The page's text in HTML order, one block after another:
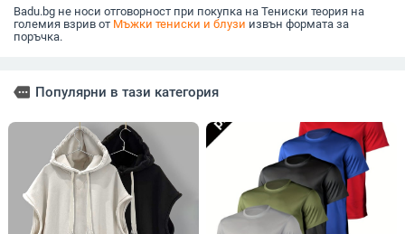
Badu.bg не носи отговорност при покупка на Тениски теория на
големия взрив от Мъжки тениски и блузи извън формата за
поръчка.
more Популярни в тази категория